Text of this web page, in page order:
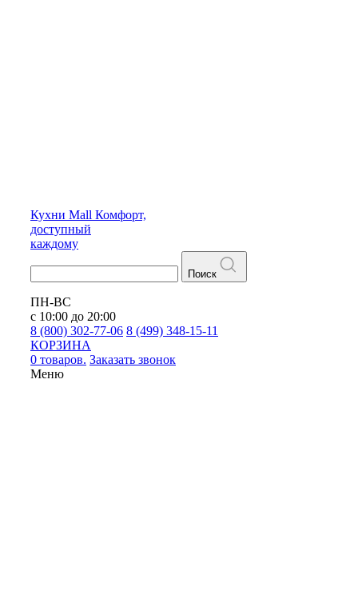
Кухни Mall Комфорт,
доступный
каждому
Поиск
ПН-ВС
с 10:00 до 20:00
8 (800) 302-77-06 8 (499) 348-15-11
КОРЗИНА
0 товаров. Заказать звонок
Меню